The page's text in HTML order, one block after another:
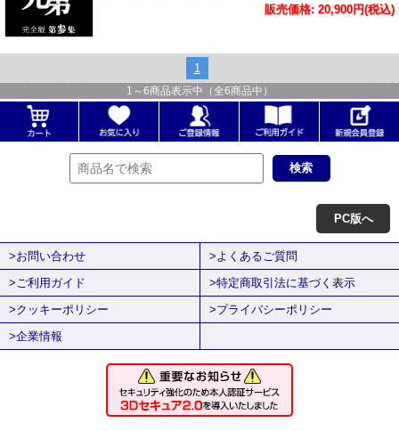
販売価格: 20,900円(税込)
1
1 ～ 6商品表示中（全6商品中）
PC版へ
>お問い合わせ
>よくあるご質問
>ご利用ガイド
>特定商取引法に基づく表示
>クッキーポリシー
>プライバシーポリシー
>企業情報